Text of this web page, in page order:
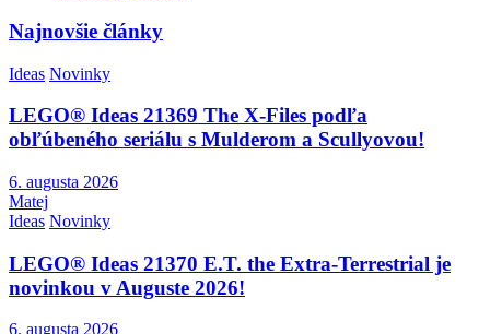
Najnovšie články
Ideas Novinky
LEGO® Ideas 21369 The X-Files podľa
obľúbeného seriálu s Mulderom a Scullyovou!
6. augusta 2026
Matej
Ideas Novinky
LEGO® Ideas 21370 E.T. the Extra-Terrestrial je
novinkou v Auguste 2026!
6. augusta 2026